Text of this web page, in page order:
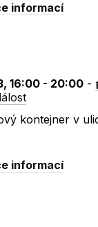
informací
16:00 - 20:00 -
kontejner v
informací